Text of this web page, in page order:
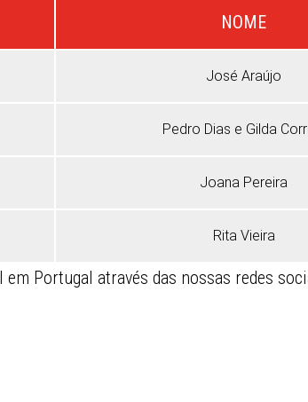
NOME
José Araújo
Pedro Dias e Gilda
Joana Pereira
Rita Vieira
Portugal através das nossas redes